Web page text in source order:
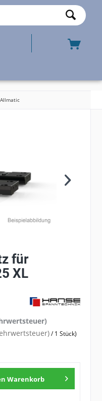
für
XL
/ 1 Stück)
Warenkorb